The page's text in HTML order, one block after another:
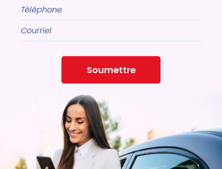
Téléphone
Courriel
Soumettre